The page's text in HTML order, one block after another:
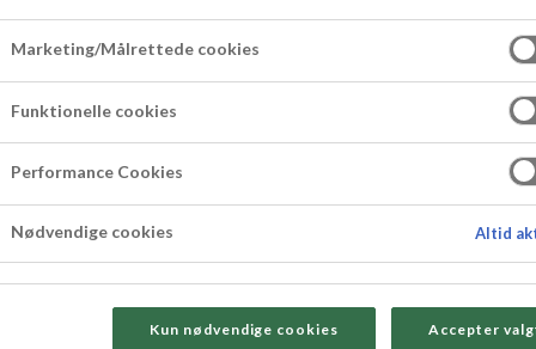
og nem frugtstang med kransekage og frisk
frugtstang på bare en time.
Marketing/Målrettede cookies
Funktionelle cookies
Performance Cookies
Nødvendige cookies Altid
Kun nødvendige cookies Accepter